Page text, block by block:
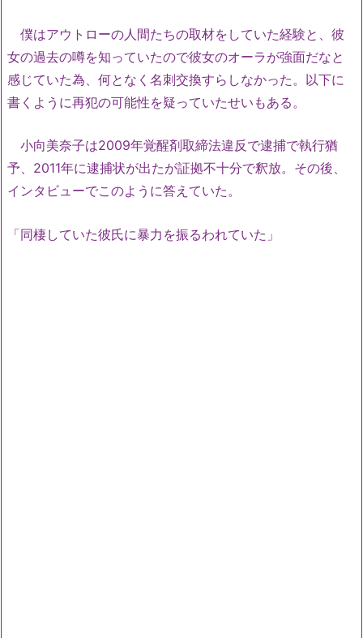
僕はアウトローの人間たちの取材をしていた経験と、彼
女の過去の噂を知っていたので彼女のオーラが強面だなと
感じていた為、何となく名刺交換すらしなかった。以下に
書くように再犯の可能性を疑っていたせいもある。
小向美奈子は2009年覚醒剤取締法違反で逮捕で執行猶
予、2011年に逮捕状が出たが証拠不十分で釈放。その後、
インタビューでこのように答えていた。
「同棲していた彼氏に暴力を振るわれていた」